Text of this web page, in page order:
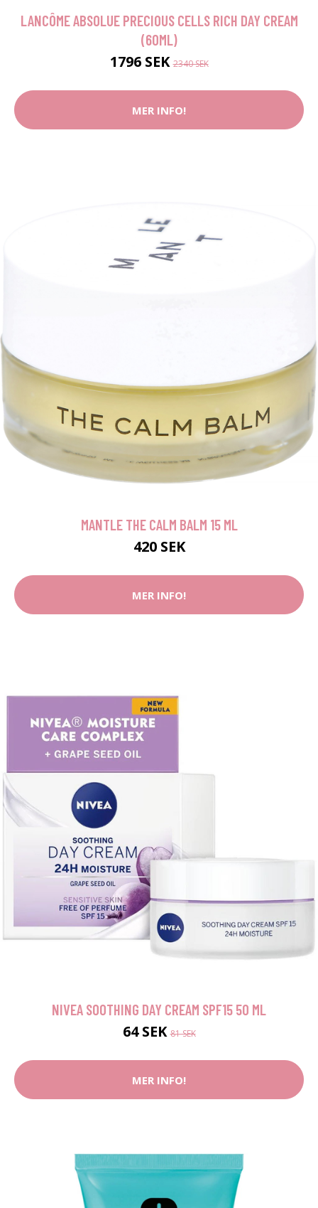
LANCÔME ABSOLUE PRECIOUS CELLS RICH DAY CREAM
(60ML)
1796 SEK2340 SEK
MER INFO!
MANTLE THE CALM BALM 15 ML
420 SEK
MER INFO!
NIVEA SOOTHING DAY CREAM SPF15 50 ML
64 SEK81 SEK
MER INFO!